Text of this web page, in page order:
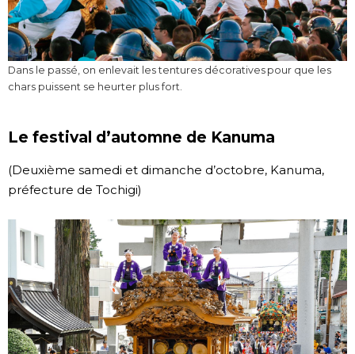
Dans le passé, on enlevait les tentures décoratives pour que les
chars puissent se heurter plus fort.
Le festival d’automne de Kanuma
(Deuxième samedi et dimanche d’octobre, Kanuma,
préfecture de Tochigi)